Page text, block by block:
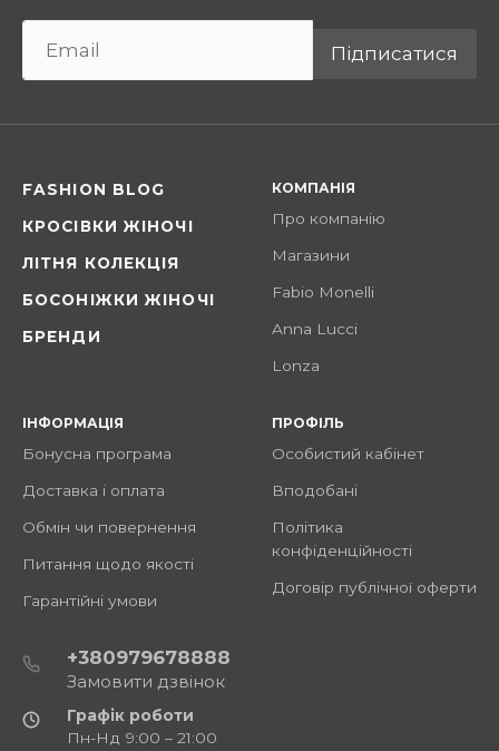
Підписатися
FASHION BLOG
КРОСІВКИ ЖІНОЧІ
ЛІТНЯ КОЛЕКЦІЯ
БОСОНІЖКИ ЖІНОЧІ
БРЕНДИ
КОМПАНІЯ
Про компанію
Магазини
Fabio Monelli
Anna Lucci
Lonza
ІНФОРМАЦІЯ
Бонусна програма
Доставка і оплата
Обмін чи повернення
Питання щодо якості
Гарантійні умови
ПРОФІЛЬ
Особистий кабінет
Вподобані
Політика
конфіденційності
Договір публічної оферти
+380979678888
Замовити дзвінок
Графік роботи
Пн-Нд 9:00 – 21:00